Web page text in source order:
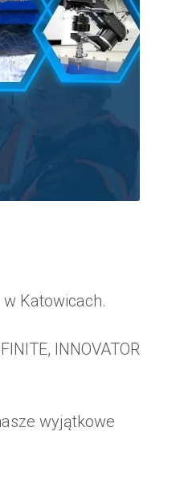
Katowicach.
INNOVATOR
wyjątkowe